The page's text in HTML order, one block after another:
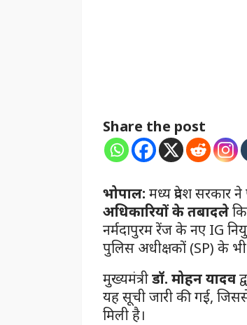
Share the post
भोपाल: मध्य प्रदेश सरकार
अधिकारियों के तबादले
नर्मदापुरम रेंज के नए IG
पुलिस अधीक्षकों (SP) के
मुख्यमंत्रीडॉ. मोहन यादव
यह सूची जारी की गई,
मिली है।